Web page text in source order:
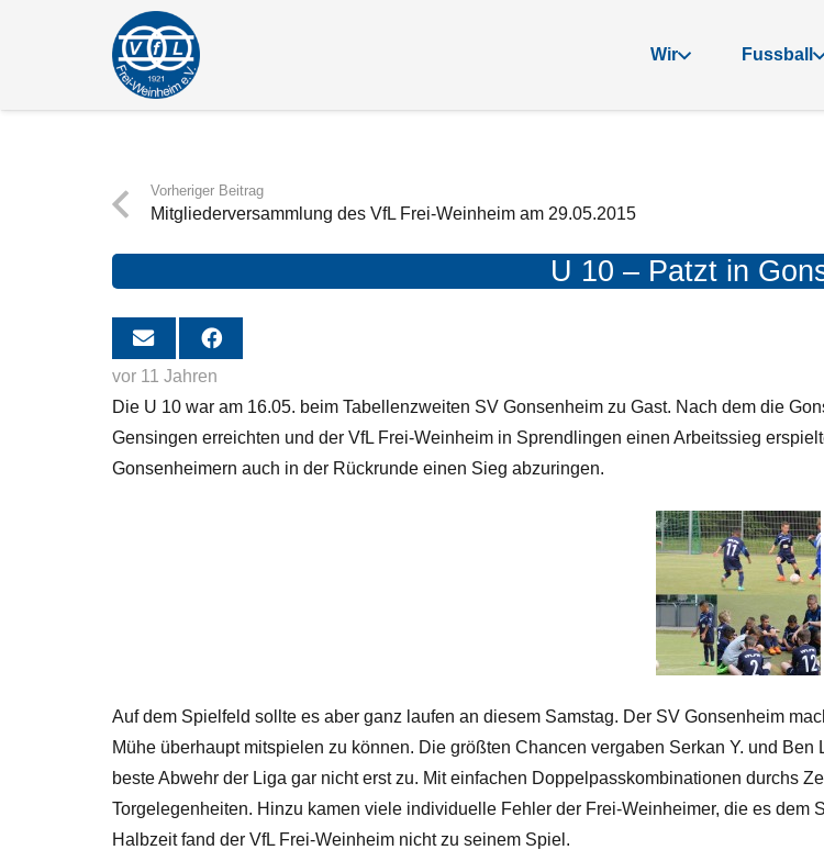
Wir Fussball
Vorheriger Beitrag
Mitgliederversammlung des VfL Frei-Weinheim am 29.05.2015
U 10 – Patzt in
vor 11 Jahren
Die U 10 war am 16.05. beim Tabellenzweiten SV Gonsenheim zu Gast. Nach dem die
Gensingen erreichten und der VfL Frei-Weinheim in Sprendlingen einen Arbeitssieg
Gonsenheimern auch in der Rückrunde einen Sieg abzuringen.
Auf dem Spielfeld sollte es aber ganz laufen an diesem Samstag. Der SV Gonsenheim
Mühe überhaupt mitspielen zu können. Die größten Chancen vergaben Serkan Y. und
beste Abwehr der Liga gar nicht erst zu. Mit einfachen Doppelpasskombinationen durchs
Torgelegenheiten. Hinzu kamen viele individuelle Fehler der Frei-Weinheimer, die es dem
Halbzeit fand der VfL Frei-Weinheim nicht zu seinem Spiel.